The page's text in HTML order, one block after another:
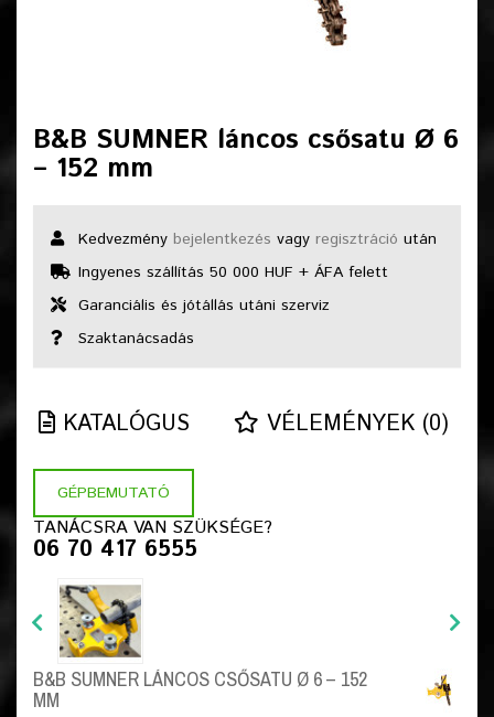
B&B SUMNER láncos csősatu Ø 6
– 152 mm
Kedvezmény bejelentkezés vagy regisztráció után
Ingyenes szállítás 50 000 HUF + ÁFA felett
Garanciális és jótállás utáni szerviz
Szaktanácsadás
KATALÓGUS VÉLEMÉNYEK (0)
GÉPBEMUTATÓ
TANÁCSRA VAN SZÜKSÉGE?
06 70 417 6555
B&B SUMNER LÁNCOS CSŐSATU Ø 6 – 152
MM